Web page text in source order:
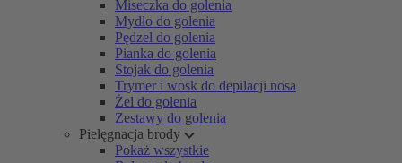
Miseczka do golenia
Mydło do golenia
Pędzel do golenia
Pianka do golenia
Stojak do golenia
Trymer i wosk do depilacji nosa
Żel do golenia
Zestawy do golenia
Pielęgnacja brody
Pokaż wszystkie